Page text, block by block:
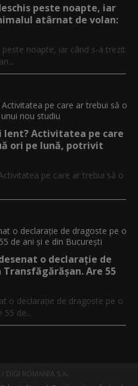
peste noapte, iar
atârnat de volan:
noapte, iar când s-a trezit
Activitatea pe care
ori pe lună, potrivit
pe care ar trebui să o
o declarație de
Are 55
o declarație de dragoste pe o
55 de...
ROMANIA S.A.